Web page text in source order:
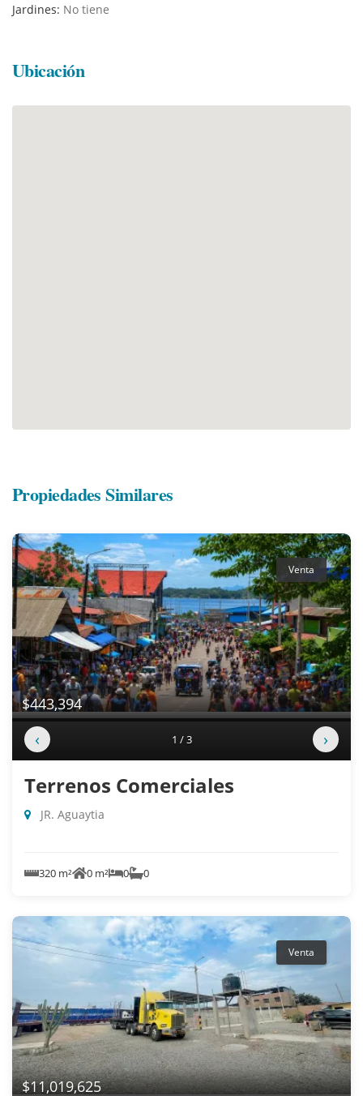
Jardines: No tiene
Ubicación
Propiedades Similares
Venta
$443,394
‹ 1 / 3 ›
Terrenos Comerciales
JR. Aguaytia
320 m² 0 m² 0 0
Venta
$11,019,625